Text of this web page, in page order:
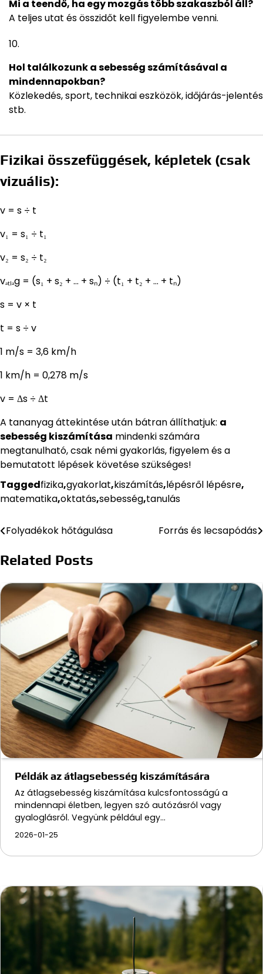
Mi a teendő, ha egy mozgás több szakaszból áll?
A teljes utat és összidőt kell figyelembe venni.
Hol találkozunk a sebesség számításával a
mindennapokban?
Közlekedés, sport, technikai eszközök, időjárás-jelentés
stb.
Fizikai összefüggések, képletek (csak
vizuális):
v = s ÷ t
v₁ = s₁ ÷ t₁
v₂ = s₂ ÷ t₂
vₐₜₗₐg = (s₁ + s₂ + … + sₙ) ÷ (t₁ + t₂ + … + tₙ)
s = v × t
t = s ÷ v
1 m/s = 3,6 km/h
1 km/h = 0,278 m/s
v = Δs ÷ Δt
A tananyag áttekintése után bátran állíthatjuk: a
sebesség kiszámítása mindenki számára
megtanulható, csak némi gyakorlás, figyelem és a
bemutatott lépések követése szükséges!
Taggedfizika,gyakorlat,kiszámítás,lépésről lépésre,
matematika,oktatás,sebesség,tanulás
Bejegyzés
navigáció
Folyadékok hőtágulása Forrás és lecsapódás
Related Posts
Példák az átlagsebesség kiszámítására
Az átlagsebesség kiszámítása kulcsfontosságú a
mindennapi életben, legyen szó autózásról vagy
gyaloglásról. Vegyünk például egy…
2026-01-25